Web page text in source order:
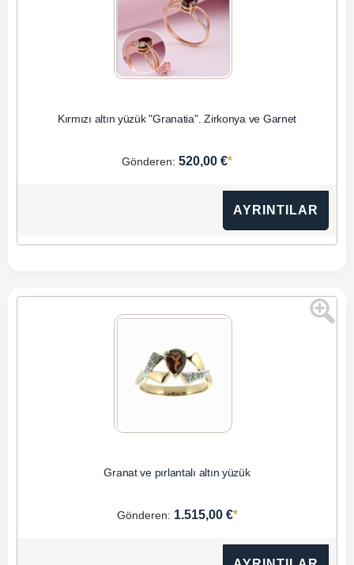
Kırmızı altın yüzük "Granatia". Zirkonya ve Garnet
Gönderen: 520,00 €*
AYRINTILAR
Granat ve pırlantalı altın yüzük
Gönderen: 1.515,00 €*